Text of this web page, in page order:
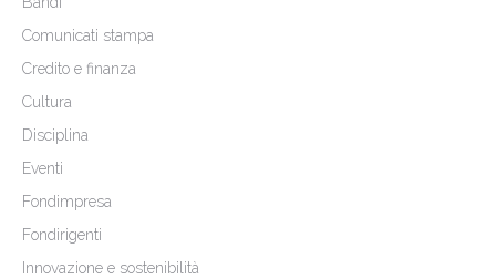
Comunicati stampa
Credito e finanza
Cultura
Disciplina
Eventi
Fondimpresa
Fondirigenti
Innovazione e sostenibilità